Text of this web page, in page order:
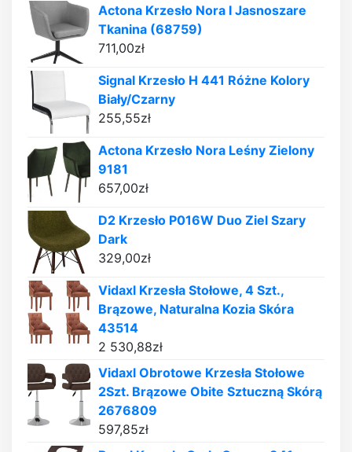
Actona Krzesło Nora I Jasnoszare
Tkanina (68759)
711,00zł
Signal Krzesło H 441 Różne Kolory
Biały/Czarny
255,55zł
Actona Krzesło Nora Leśny Zielony
9181
657,00zł
D2 Krzesło P016W Duo Ziel Szary
Dark
329,00zł
Vidaxl Krzesła Stołowe, 4 Szt.,
Brązowe, Naturalna Kozia Skóra
43514
2 530,88zł
Vidaxl Obrotowe Krzesła Stołowe
2Szt. Brązowe Obite Sztuczną Skórą
2676809
597,85zł